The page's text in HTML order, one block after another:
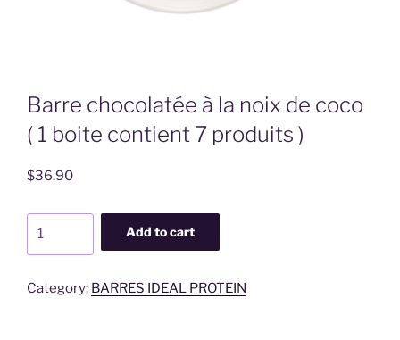
Barre chocolatée à la noix de coco
( 1 boite contient 7 produits )
$36.90
la
Add to cart
Category: BARRES IDEAL PROTEIN